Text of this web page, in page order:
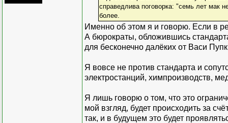
справедлива поговорка: "семь лет мак
более.
Именно об этом я и говорю. Если в
А бюрократы, обложившись
для бесконечно далёких от Васи
Я вовсе не против стандарта и
электростанций, химпроизводств,
Я лишь говорю о том, что это
мой взгляд, будет происходить за
так, и в будущем это будет